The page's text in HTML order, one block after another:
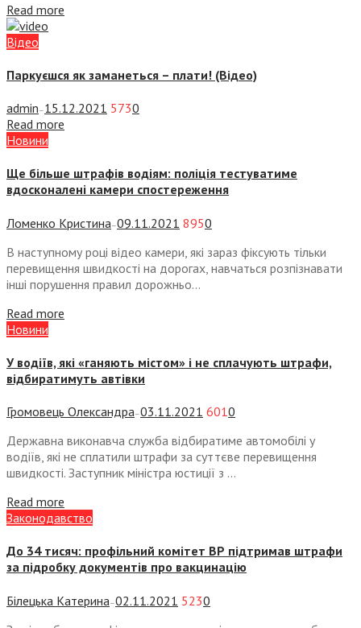
Read more
Відео
Паркуєшся як заманеться – плати! (Відео)
admin — 15.12.2021 5730
Read more
Новини
Ще більше штрафів водіям: поліція тестуватиме
вдосконалені камери спостереження
Ломенко Кристина —09.11.2021 8950
В наступному році відео камери, які зараз фіксують тільки
перевищення швидкості на дорогах, навчаться розпізнавати
інші порушення правил дорожньо...
Read more
Новини
У водіїв, які «ганяють містом» і не сплачують штрафи,
відбиратимуть автівки
Громовець Олександра—03.11.2021 6010
Державна виконавча служба відбиратиме автомобілі у
водіїв, які не сплатили штрафи за суттєве перевищення
швидкості. Заступник міністра юстиції з ...
Read more
Законодавство
До 34 тисяч: профільний комітет ВР підтримав штрафи
за підробку документів про вакцинацію
Білецька Катерина —02.11.2021 5230